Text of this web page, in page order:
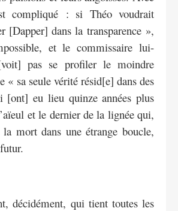
compliqué : si Théo voudrait
[Dapper] dans la transparence »,
et le commissaire lui-
pas se profiler le moindre
« sa seule vérité résid[e] dans des
[ont] eu lieu quinze années plus
et le dernier de la lignée qui,
la mort dans une étrange boucle,
décidément, qui tient toutes les